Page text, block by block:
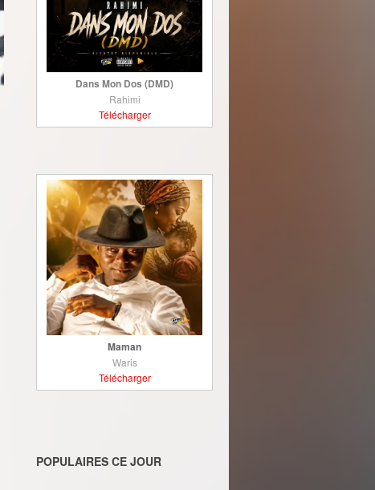
Dans Mon Dos (DMD)
Rahimi
Télécharger
Maman
Waris
Télécharger
POPULAIRES CE JOUR